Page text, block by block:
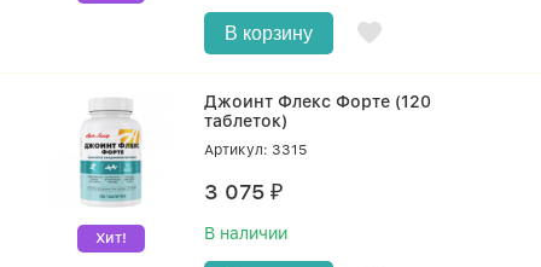
В корзину
Хит!
Джоинт Флекс Форте (120
таблеток)
Артикул: 3315
3 075₽
В наличии